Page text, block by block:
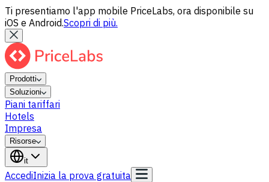
Ti presentiamo l'app mobile PriceLabs, ora disponibile su
iOS e Android.Scopri di più.
Prodotti
Soluzioni
Piani tariffari
Hotels
Impresa
Risorse
it
AccediInizia la prova gratuita